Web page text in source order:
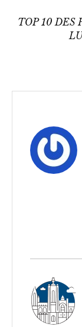
TOP 10 DES